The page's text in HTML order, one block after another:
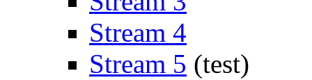
Stream 4
Stream 5 (test)